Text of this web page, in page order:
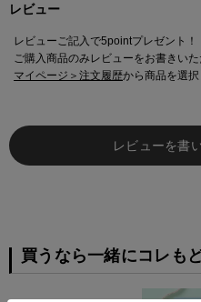
レビュー
レビューご記入で5pointプレゼント！
ご購入商品のみレビューをお書きいた
マイページ＞注文履歴から商品を選
レビューを書
買うなら一緒にコレも